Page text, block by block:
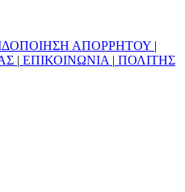
ΑΠΟΡΡΗΤΟΥ |
| ΕΠΙΚΟΙΝΩΝΙΑ | ΠΟΛΙΤΗΣ